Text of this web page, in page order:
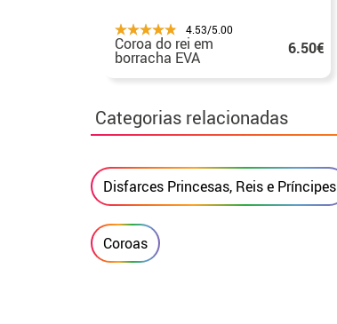
4.53/5.00
Coroa do rei em
borracha EVA 6.50€
Categorias relacionadas
Disfarces Princesas, Reis e Príncipes
Coroas